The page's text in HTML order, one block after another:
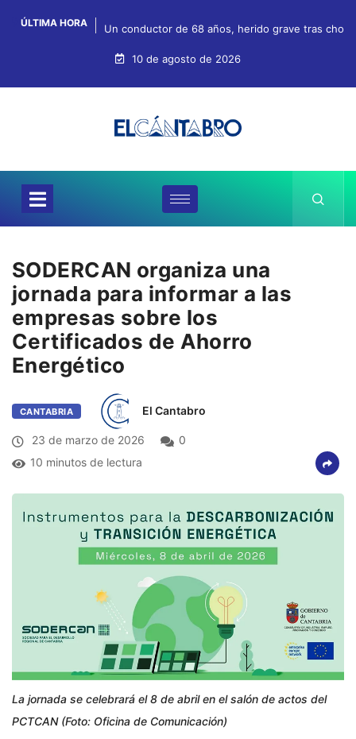
ÚLTIMA HORA Un conductor de 68 años, herido grave tras
10 de agosto de 2026
SODERCAN organiza una
jornada para informar a las
empresas sobre los
Certificados de Ahorro
Energético
CANTABRIA El Cantabro
23 de marzo de 2026
0
10 minutos de lectura
La jornada se celebrará el 8 de abril en el salón de actos del
PCTCAN (Foto: Oficina de Comunicación)